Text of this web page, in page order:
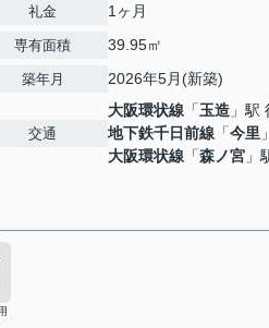
礼金 1ヶ月
専有面積 39.95㎡
築年月 2026年5月(新築)
交通
大阪環状線 「玉造 」駅
地下鉄千日前線 「今里
大阪環状線 「森ノ宮 」